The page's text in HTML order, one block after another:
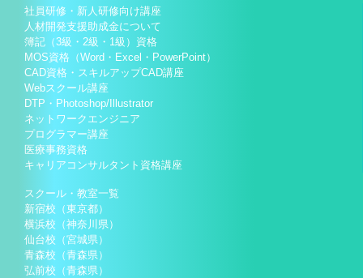
社員研修・新人研修向け講座
人材開発支援助成金について
簿記（3級・2級・1級）資格
MOS資格（Word・Excel・PowerPoint）
CAD資格・スキルアップCAD講座
Webスクール講座
DTP・Photoshop/Illustrator
ネットワークエンジニア
プログラマー講座
医療事務資格
キャリアコンサルタント資格講座
スクール・教室一覧
新宿校（東京都）
横浜校（神奈川県）
仙台校（宮城県）
青森校（青森県）
弘前校（青森県）